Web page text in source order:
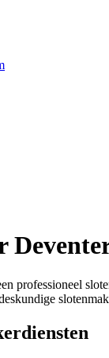
professioneel